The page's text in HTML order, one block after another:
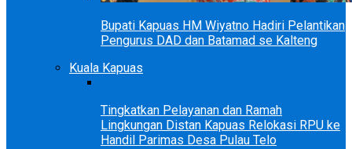
Bupati Kapuas HM Wiyatno Hadiri Pelantikan
Pengurus DAD dan Batamad se Kalteng
Kuala Kapuas
Tingkatkan Pelayanan dan Ramah
Lingkungan Distan Kapuas Relokasi RPU ke
Handil Parimas Desa Pulau Telo